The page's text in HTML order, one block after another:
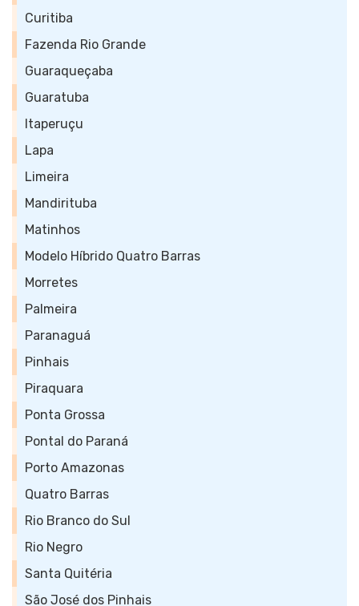
Curitiba
Fazenda Rio Grande
Guaraqueçaba
Guaratuba
Itaperuçu
Lapa
Limeira
Mandirituba
Matinhos
Modelo Híbrido Quatro Barras
Morretes
Palmeira
Paranaguá
Pinhais
Piraquara
Ponta Grossa
Pontal do Paraná
Porto Amazonas
Quatro Barras
Rio Branco do Sul
Rio Negro
Santa Quitéria
São José dos Pinhais